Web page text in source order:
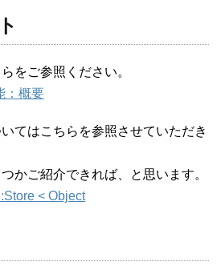
をご参照ください。
：概要
てはこちらを参照させていただき
かご紹介できれば、と思います。
< Object